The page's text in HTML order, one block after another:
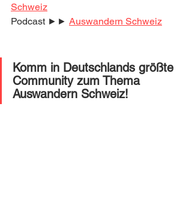
Schweiz
Podcast ►► Auswandern Schweiz
Komm in Deutschlands größte
Community zum Thema
Auswandern Schweiz!